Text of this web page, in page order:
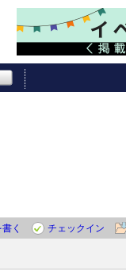
く
チェックイン